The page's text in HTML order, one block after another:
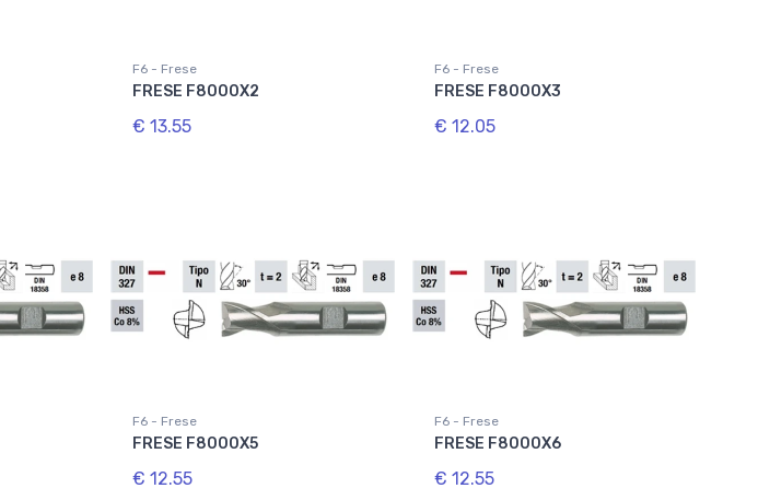
F6 - Frese
FRESE F8000X2
€ 13.55
F6 - Frese
FRESE F8000X3
€ 12.05
F6 - Frese
FRESE F8000X5
€ 12.55
F6 - Frese
FRESE F8000X6
€ 12.55